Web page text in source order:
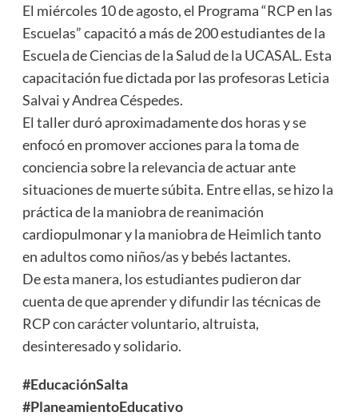
El miércoles 10 de agosto, el Programa “RCP en las
Escuelas” capacitó a más de 200 estudiantes de la
Escuela de Ciencias de la Salud de la UCASAL. Esta
capacitación fue dictada por las profesoras Leticia
Salvai y Andrea Céspedes.
El taller duró aproximadamente dos horas y se
enfocó en promover acciones para la toma de
conciencia sobre la relevancia de actuar ante
situaciones de muerte súbita. Entre ellas, se hizo la
práctica de la maniobra de reanimación
cardiopulmonar y la maniobra de Heimlich tanto
en adultos como niños/as y bebés lactantes.
De esta manera, los estudiantes pudieron dar
cuenta de que aprender y difundir las técnicas de
RCP con carácter voluntario, altruista,
desinteresado y solidario.
#EducaciónSalta
#PlaneamientoEducativo